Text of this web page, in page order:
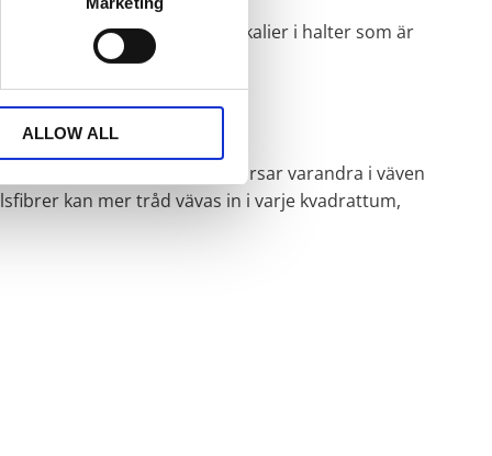
ALLOW ALL
d.v.s. inte innehåller kemikalier i halter som är
betyder att 120 trådar korsar varandra i väven
kan mer tråd vävas in i varje kvadrattum,